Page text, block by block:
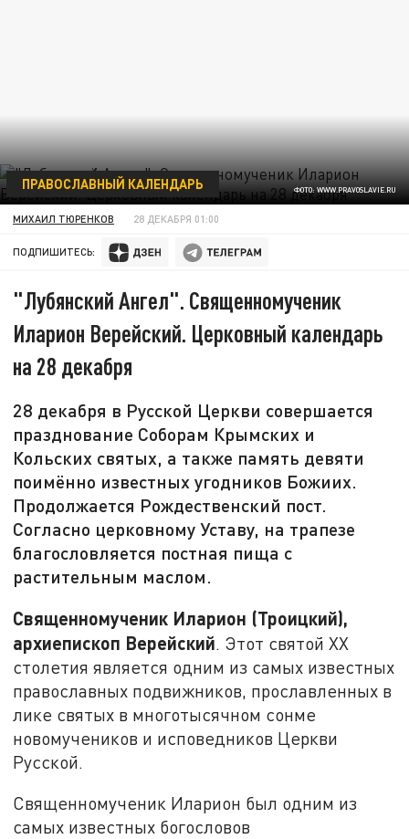
ФОТО: WWW.PRAVOSLAVIE.RU
ПРАВОСЛАВНЫЙ КАЛЕНДАРЬ
МИХАИЛ ТЮРЕНКОВ 28 ДЕКАБРЯ 01:00
ПОДПИШИТЕСЬ:
"Лубянский Ангел". Священномученик
Иларион Верейский. Церковный календарь
на 28 декабря
28 декабря в Русской Церкви совершается
празднование Соборам Крымских и
Кольских святых, а также память девяти
поимённо известных угодников Божиих.
Продолжается Рождественский пост.
Согласно церковному Уставу, на трапезе
благословляется постная пища с
растительным маслом.
Священномученик Иларион (Троицкий),
архиепископ Верейский. Этот святой XX
столетия является одним из самых известных
православных подвижников, прославленных в
лике святых в многотысячном сонме
новомучеников и исповедников Церкви
Русской.
Священномученик Иларион был одним из
самых известных богословов